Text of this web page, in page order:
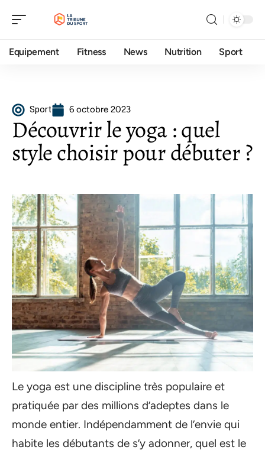
Equipement Fitness News Nutrition Sport
Sport 6 octobre 2023
Découvrir le yoga : quel
style choisir pour débuter ?
Le yoga est une discipline très populaire et
pratiquée par des millions d’adeptes dans le
monde entier. Indépendamment de l’envie qui
habite les débutants de s’y adonner, quel est le